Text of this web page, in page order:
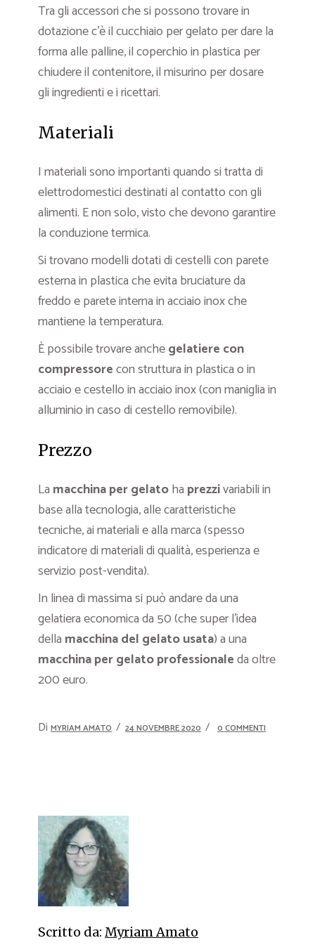
Tra gli accessori che si possono trovare in
dotazione c’è il cucchiaio per gelato per dare la
forma alle palline, il coperchio in plastica per
chiudere il contenitore, il misurino per dosare
gli ingredienti e i ricettari.
Materiali
I materiali sono importanti quando si tratta di
elettrodomestici destinati al contatto con gli
alimenti. E non solo, visto che devono garantire
la conduzione termica.
Si trovano modelli dotati di cestelli con parete
esterna in plastica che evita bruciature da
freddo e parete interna in acciaio inox che
mantiene la temperatura.
È possibile trovare anchegelatiere con
compressorecon struttura in plastica o in
acciaio e cestello in acciaio inox (con maniglia in
alluminio in caso di cestello removibile).
Prezzo
La macchina per gelatoha prezzivariabili in
base alla tecnologia, alle caratteristiche
tecniche, ai materiali e alla marca (spesso
indicatore di materiali di qualità, esperienza e
servizio post-vendita).
In linea di massima si può andare da una
gelatiera economica da 50 (che super l’idea
della macchina del gelato usata) a una
macchina per gelato professionaleda oltre
200 euro.
Di MYRIAM AMATO 24 NOVEMBRE 2020 0 COMMENTI
Scritto da: Myriam Amato